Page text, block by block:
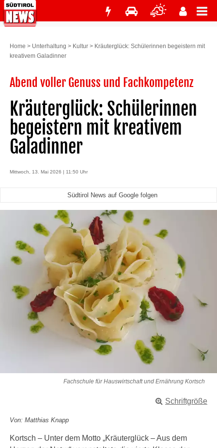
Home > Unterhaltung > Kultur > Kräuterglück: Schülerinnen begeistern mit
kreativem Galadinner
Abend voller Genuss und Fachkompetenz
Kräuterglück: Schülerinnen
begeistern mit kreativem
Galadinner
Mittwoch, 13. Mai 2026 | 11:50 Uhr
Südtirol News auf Google folgen
Fachschule für Hauswirtschaft und Ernährung Kortsch
Schriftgröße
Von: Matthias Knapp
Kortsch – Unter dem Motto „Kräuterglück – Aus dem